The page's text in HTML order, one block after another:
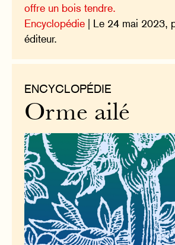
offre un bois tendre.
Encyclopédie | Le 24 mai 2023,
éditeur.
ENCYCLOPÉDIE
Orme ailé